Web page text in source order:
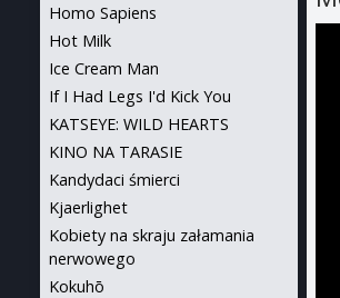
Homo Sapiens
Hot Milk
Ice Cream Man
If I Had Legs I'd Kick You
KATSEYE: WILD HEARTS
KINO NA TARASIE
Kandydaci śmierci
Kjaerlighet
Kobiety na skraju załamania
nerwowego
Kokuhō